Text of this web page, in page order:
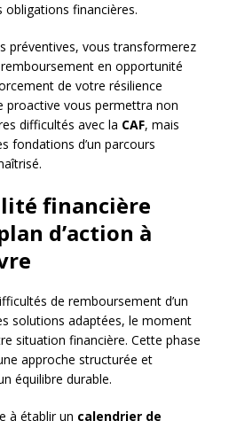
obligations financières.
préventives, vous transformerez
en opportunité
de votre résilience
proactive vous permettra non
difficultés avec la CAF, mais
fondations d’un parcours
financière
d’action à
de remboursement d’un
solutions adaptées, le moment
situation financière. Cette phase
approche structurée et
équilibre durable.
à établir un calendrier de